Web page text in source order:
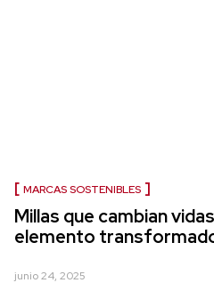
MARCAS SOSTENIBLES
Millas que cambian
elemento
junio 24, 2025